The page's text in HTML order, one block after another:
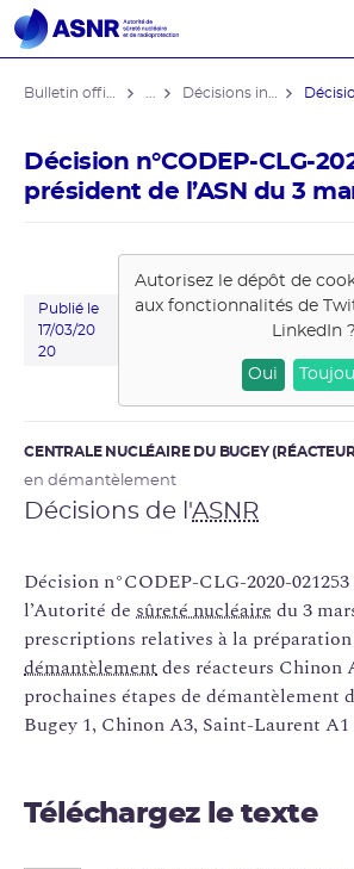
Décision n°CODEP-CLG-
président de l’ASN du 3
Publié le
17/03/20
20
Autorisez le dépôt de
aux fonctionnalités de
LinkedIn?
Oui
CENTRALE NUCLÉAIRE DU BUGEY
en démantèlement
Décisions de l'ASNR
Décision n°CODEP-CLG-2020-
l’Autorité de sûreté nucléaire du 3
prescriptions relatives à la
démantèlementdes réacteurs Chinon
prochaines étapes de démantèlement
Bugey 1, Chinon A3, Saint-Laurent
Téléchargez le texte